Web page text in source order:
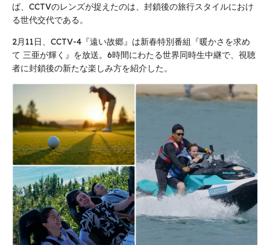
ば、CCTVのレンズが捉えたのは、封鎖後の旅行スタイルにおけ
る世代交代である。
2月11日、CCTV-4『遠い故郷』は新春特別番組『暖かさを求め
て 三亜が輝く』を放送。6時間にわたる世界同時生中継で、視聴
者に封鎖後の新たな楽しみ方を紹介した。